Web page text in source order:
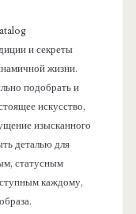
и секреты
жизни.
подобрать и
искусство,
изысканного
деталью для
статусным
каждому,